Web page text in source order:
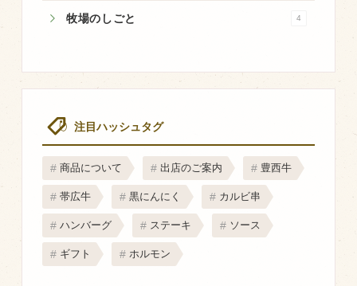
牧場のしごと 4
注目ハッシュタグ
商品について 出店のご案内 豊西牛
帯広牛 黒にんにく カルビ串
ハンバーグ ステーキ ソース
ギフト ホルモン